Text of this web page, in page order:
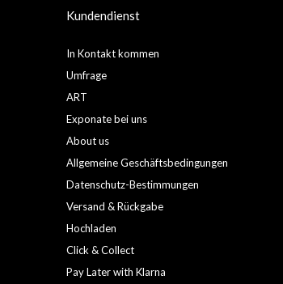
Kundendienst
In Kontakt kommen
Umfrage
ART
Exponate bei uns
About us
Allgemeine Geschäftsbedingungen
Datenschutz-Bestimmungen
Versand & Rückgabe
Hochladen
Click & Collect
Pay Later with Klarna